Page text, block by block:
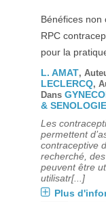
Bénéfices non
RPC
pour la
L. AMAT,
LECLERCQ,
Dans
&
Les
permettent
contraceptive
recherché,
peuvent être
utilisatr[...]
Plus